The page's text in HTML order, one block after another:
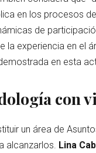
en los procesos
de
la experiencia en el
en esta
con
un área de
alcanzarlos. Lina